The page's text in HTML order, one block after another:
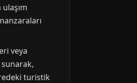
veya
turistik